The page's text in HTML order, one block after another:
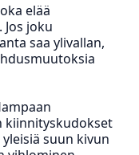
elää
joku
saa ylivallan,
kiinnityskudokset
suun kivun